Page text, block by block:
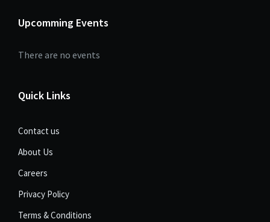
Upcomming Events
There are no events
Quick Links
Contact us
About Us
Careers
Privacy Policy
Terms & Conditions